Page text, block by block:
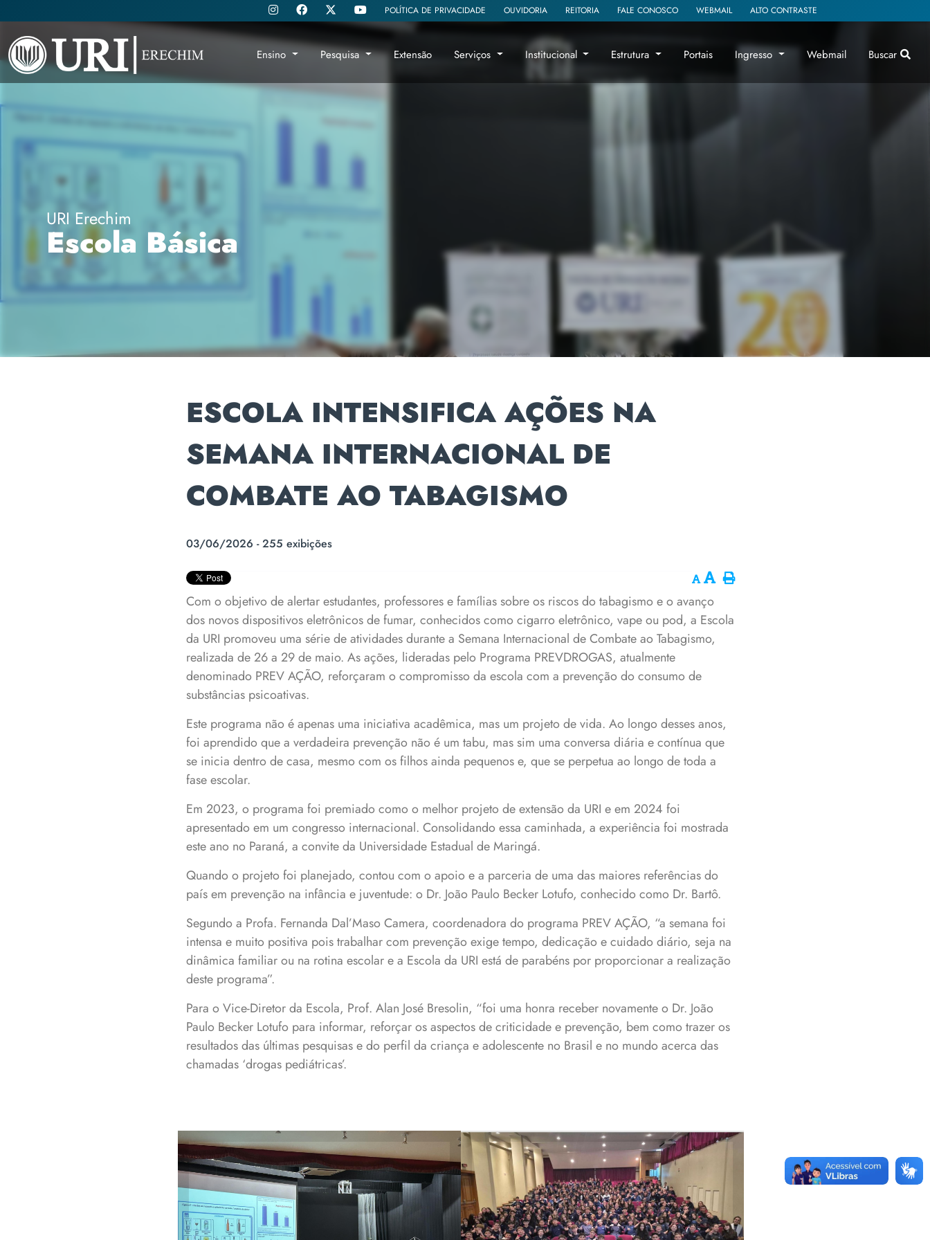
Ensino Pesquisa Extensão Serviços Institucional Estrutura Portais Ingresso Webmail Buscar
POLÍTICA DE PRIVACIDADE OUVIDORIA REITORIA FALE CONOSCO WEBMAIL ALTO CONTRASTE
URI Erechim
Escola Básica
ESCOLA INTENSIFICA AÇÕES NA
SEMANA INTERNACIONAL DE
COMBATE AO TABAGISMO
03/06/2026 - 255 exibições
Com o objetivo de alertar estudantes, professores e famílias sobre os riscos do tabagismo e o avanço
dos novos dispositivos eletrônicos de fumar, conhecidos como cigarro eletrônico, vape ou pod, a Escola
da URI promoveu uma série de atividades durante a Semana Internacional de Combate ao Tabagismo,
realizada de 26 a 29 de maio. As ações, lideradas pelo Programa PREVDROGAS, atualmente
denominado PREV AÇÃO, reforçaram o compromisso da escola com a prevenção do consumo de
substâncias psicoativas.
Este programa não é apenas uma iniciativa acadêmica, mas um projeto de vida. Ao longo desses anos,
foi aprendido que a verdadeira prevenção não é um tabu, mas sim uma conversa diária e contínua que
se inicia dentro de casa, mesmo com os filhos ainda pequenos e, que se perpetua ao longo de toda a
fase escolar.
Em 2023, o programa foi premiado como o melhor projeto de extensão da URI e em 2024 foi
apresentado em um congresso internacional. Consolidando essa caminhada, a experiência foi mostrada
este ano no Paraná, a convite da Universidade Estadual de Maringá.
Quando o projeto foi planejado, contou com o apoio e a parceria de uma das maiores referências do
país em prevenção na infância e juventude: o Dr. João Paulo Becker Lotufo, conhecido como Dr. Bartô.
Segundo a Profa. Fernanda Dal’Maso Camera, coordenadora do programa PREV AÇÃO, “a semana foi
intensa e muito positiva pois trabalhar com prevenção exige tempo, dedicação e cuidado diário, seja na
dinâmica familiar ou na rotina escolar e a Escola da URI está de parabéns por proporcionar a realização
deste programa”.
Para o Vice-Diretor da Escola, Prof. Alan José Bresolin, “foi uma honra receber novamente o Dr. João
Paulo Becker Lotufo para informar, reforçar os aspectos de criticidade e prevenção, bem como trazer os
resultados das últimas pesquisas e do perfil da criança e adolescente no Brasil e no mundo acerca das
chamadas ‘drogas pediátricas’.
Dr. Bartô é referência nacional na
prevenção na infância e juventude
Estudantes da Escola em um dos
encontros com estudantes da